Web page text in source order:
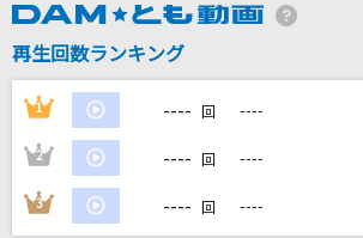
FEVER TIME
OddRe:
もっと見る
カラオケ最新情報をチェック！
再生回数ランキング
1 ---- 回 ----
2 ---- 回 ----
3 ---- 回 ----